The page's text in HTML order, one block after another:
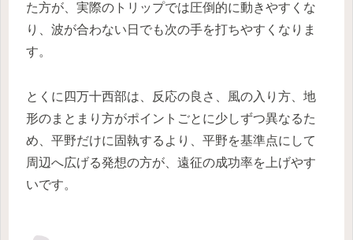
た方が、実際のトリップでは圧倒的に動きやすくな
り、波が合わない日でも次の手を打ちやすくなりま
す。
とくに四万十西部は、反応の良さ、風の入り方、地
形のまとまり方がポイントごとに少しずつ異なるた
め、平野だけに固執するより、平野を基準点にして
周辺へ広げる発想の方が、遠征の成功率を上げやす
いです。